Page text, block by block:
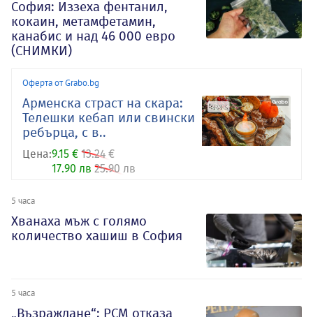
София: Иззеха фентанил,
кокаин, метамфетамин,
канабис и над 46 000 евро
(СНИМКИ)
Оферта от Grabo.bg
Арменска страст на скара:
Телешки кебап или свински
ребърца, с в..
Цена:9.15 € 13.24 €
17.90 лв 25.90 лв
5 часа
Хванаха мъж с голямо
количество хашиш в София
5 часа
„Възраждане“: РСМ отказа